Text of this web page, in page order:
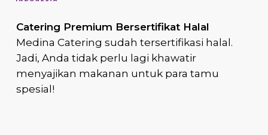
Catering Premium Bersertifikat Halal
Medina Catering sudah tersertifikasi halal.
Jadi, Anda tidak perlu lagi khawatir
menyajikan makanan untuk para tamu
spesial!